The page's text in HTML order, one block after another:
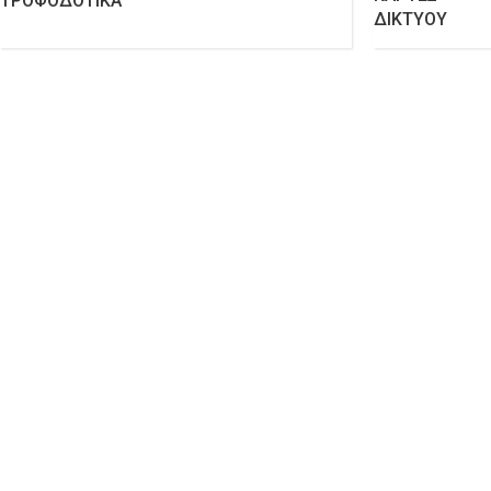
ΔΙΚΤΥΟΥ